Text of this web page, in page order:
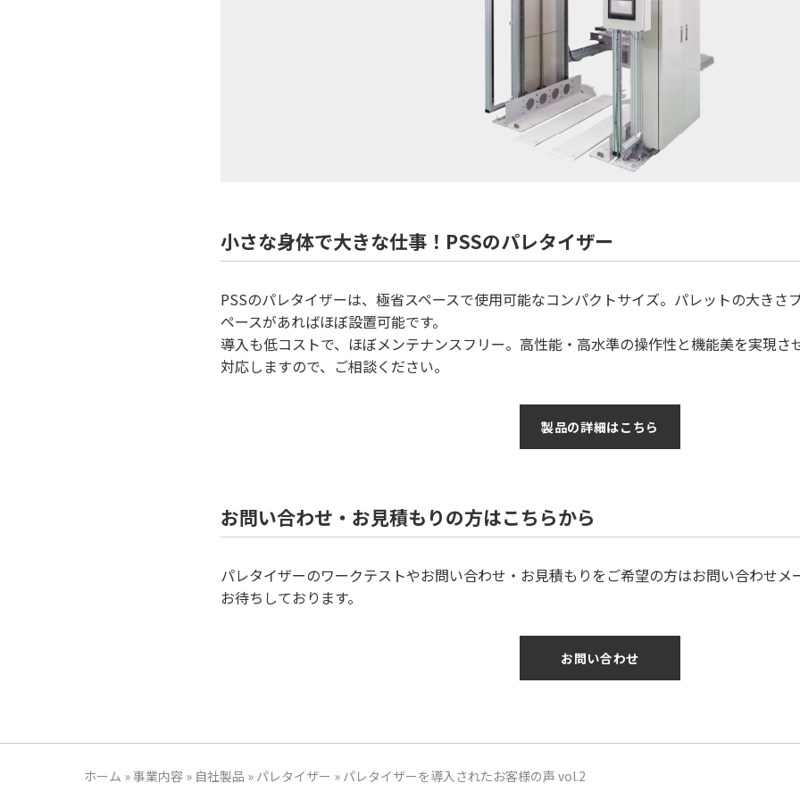
小さな身体で大きな仕事！PSSのパレタイザー
PSSのパレタイザーは、極省スペースで使用可能なコンパクトサイズ。パレットの大きさ
ペースがあればほぼ設置可能です。
導入も低コストで、ほぼメンテナンスフリー。高性能・高水準の操作性と機能美を実現さ
対応しますので、ご相談ください。
製品の詳細はこちら
お問い合わせ・お見積もりの方はこちらから
パレタイザーのワークテストやお問い合わせ・お見積もりをご希望の方はお問い合わせメ
お待ちしております。
お問い合わせ
ホーム »事業内容 » 自社製品 » パレタイザー » パレタイザーを導入されたお客様の声 vol.2